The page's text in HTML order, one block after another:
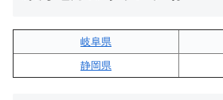
岐阜県
静岡県